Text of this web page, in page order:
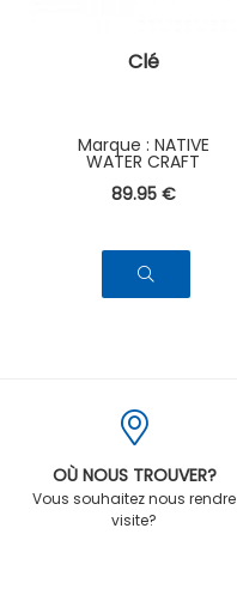
Clé
NATIVE
WATER CRAFT
89.95 €
OÙ NOUS TROUVER?
Vous souhaitez nous rendre
visite?